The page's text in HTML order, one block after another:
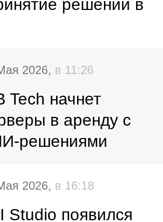
решений в
2026, в 11:26
Tech начнет
в аренду с
решениями
2026, в 16:18
Studio появился